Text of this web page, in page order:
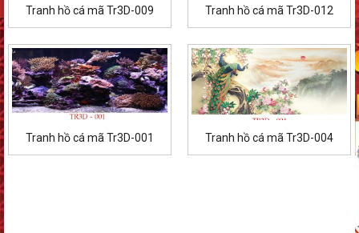
Tranh hồ cá mã Tr3D-009 Tranh hồ cá mã Tr3D-012
Tranh hồ cá mã Tr3D-001 Tranh hồ cá mã Tr3D-004